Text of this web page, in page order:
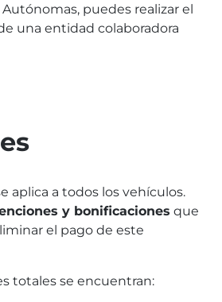
puedes realizar el
una entidad colaboradora
aplica a todos los vehículos.
y bonificaciones que
el pago de este
totales se encuentran: